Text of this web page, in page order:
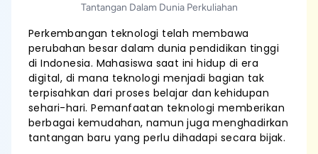
Tantangan Dalam Dunia Perkuliahan
Perkembangan teknologi telah membawa
perubahan besar dalam dunia pendidikan tinggi
di Indonesia. Mahasiswa saat ini hidup di era
digital, di mana teknologi menjadi bagian tak
terpisahkan dari proses belajar dan kehidupan
sehari-hari. Pemanfaatan teknologi memberikan
berbagai kemudahan, namun juga menghadirkan
tantangan baru yang perlu dihadapi secara bijak.